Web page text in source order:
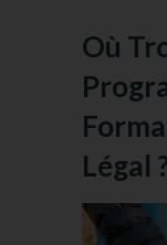
Où
Légal